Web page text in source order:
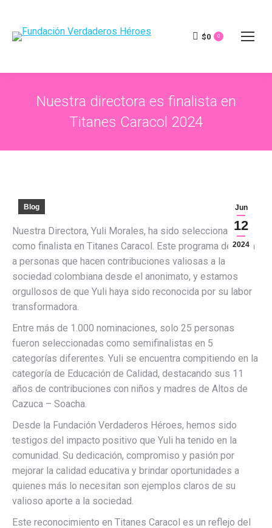
$0 0
Nuestra directora es finalista en
Titanes Caracol 2024
Jun
12
2024
Blog
Nuestra Directora, Yuli Morales, ha sido seleccionada
como finalista en Titanes Caracol. Este programa destaca
a personas que hacen contribuciones valiosas a la
sociedad colombiana desde el anonimato, y estamos
orgullosos de que Yuli haya sido reconocida por su labor
transformadora.
Entre más de 1.000 nominaciones, solo 25 personas
fueron seleccionadas como semifinalistas en 5
categorías diferentes. Yuli se encuentra compitiendo en la
categoría de Educación de Calidad, destacando sus 11
años de contribuciones con niños y madres de Altos de
Cazuca – Soacha.
Desde la Fundación Verdaderos Héroes, hemos sido
testigos del impacto positivo que Yuli ha tenido en la
comunidad. Su dedicación, compromiso y pasión por
mejorar la calidad educativa y brindar oportunidades a
quienes más lo necesitan son ejemplos claros de su
valioso aporte a la sociedad.
Este reconocimiento en Titanes Caracol es un reflejo del